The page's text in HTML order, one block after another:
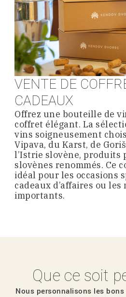
VENTE DE
CADEAUX
Offrez une bouteille de
coffret élégant. La
vins soigneusement
Vipava, du Karst, de
l’Istrie slovène, produits
slovènes renommés. Ce
idéal pour les occasions
cadeaux d’affaires ou les
importants.
Que ce soit
Nous personnalisons les